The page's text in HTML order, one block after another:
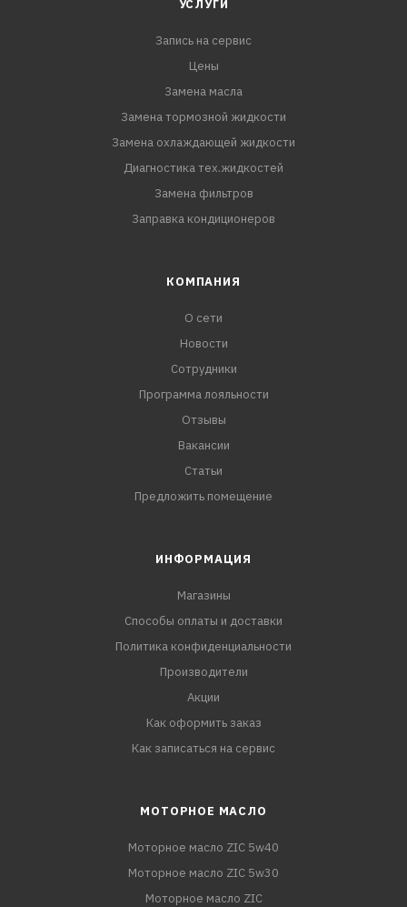
УСЛУГИ
Запись на сервис
Цены
Замена масла
Замена тормозной жидкости
Замена охлаждающей жидкости
Диагностика тех.жидкостей
Замена фильтров
Заправка кондиционеров
КОМПАНИЯ
О сети
Новости
Сотрудники
Программа лояльности
Отзывы
Вакансии
Статьи
Предложить помещение
ИНФОРМАЦИЯ
Магазины
Способы оплаты и доставки
Политика конфиденциальности
Производители
Акции
Как оформить заказ
Как записаться на сервис
МОТОРНОЕ МАСЛО
Моторное масло ZIC 5w40
Моторное масло ZIC 5w30
Моторное масло ZIC